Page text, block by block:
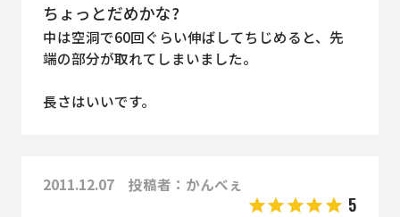
ちょっとだめかな?
中は空洞で60回ぐらい伸ばしてちじめると、先
端の部分が取れてしまいました。
長さはいいです。
2011.12.07 投稿者：かんべぇ
5